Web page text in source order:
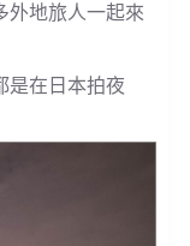
外地旅人一起來
是在日本拍夜